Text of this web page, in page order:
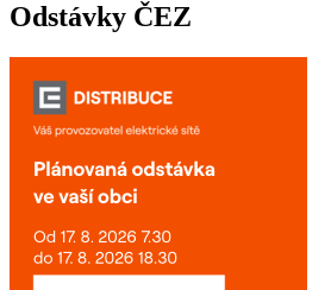
Odstávky ČEZ